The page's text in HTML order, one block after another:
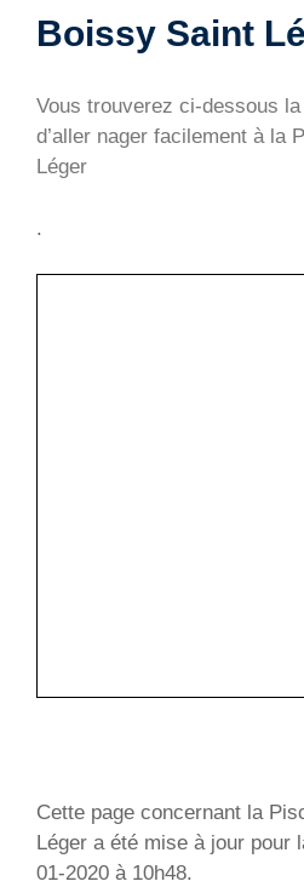
Boissy Saint
Vous trouverez ci-dessous
d’aller nager facilement à la
Léger
.
Cette page concernant la
Léger a été mise à jour pour
01-2020 à 10h48.